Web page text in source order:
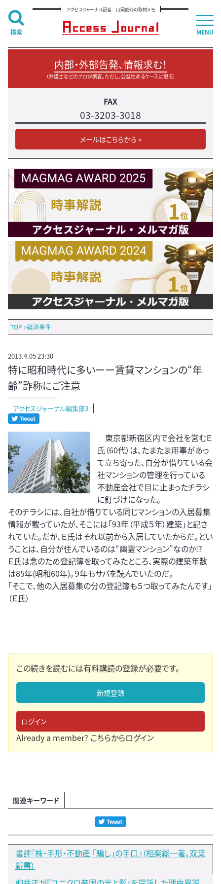
アクセスジャーナル記者 山岡俊介の取材メモ
内部・外部告発、情報求む！
（弁護士などのプロが調査。ただし、公益性あるケースに限る）
FAX
03-3203-3018
メールはこちらから »
TOP >経済事件
2013.4.05 23:30
特に昭和時代に多いーー賃貸マンションの“年
齢”詐称にご注意
アクセスジャーナル編集部3
東京都新宿区内で会社を営むＥ
氏（60代）は、たまたま用事があっ
て立ち寄った、自分が借りている会
社マンションの管理を行っている
不動産会社で目に止まったチラシ
に釘づけになった。
そのチラシには、自社が借りている同じマンションの入居募集
情報が載っていたが、そこには「93年（平成５年）建築」と記さ
れていた。だが、Ｅ氏はそれ以前から入居していたからだ。とい
うことは、自分が住んでいるのは“幽霊マンション”なのか!?
Ｅ氏は念のため登記簿を取ってみたところ、実際の建築年数
は85年(昭和60年)。９年もサバを読んでいたのだ。
「そこで、他の入居募集の分の登記簿も５つ取ってみたんです」
（Ｅ氏）
この続きを読むには有料購読の登録が必要です。
新規登録
ログイン
Already a member? こちらからログイン
関連キーワード
書評『株・手形・不動産 「騙し」の手口』（相楽総一著。双葉
新書）
MENU
検索